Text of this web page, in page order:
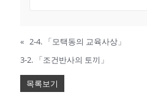
« 2-4. 「모택동의 교육사상」
3-2. 「조건반사의 토끼」
목록보기